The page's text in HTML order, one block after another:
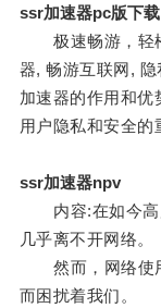
ssr加速器pc版下载
极速畅游，轻
器, 畅游互联网,
加速器的作用和优
用户隐私和安全的
ssr加速器npv
内容:在如今高
几乎离不开网络。
然而，网络使用
而困扰着我们。